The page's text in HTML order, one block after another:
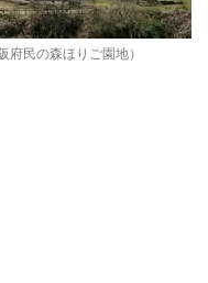
府民の森ほりご園地）